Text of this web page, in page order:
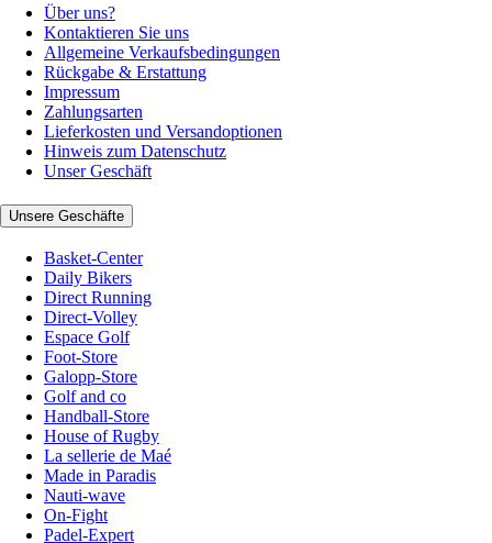
Über uns?
Kontaktieren Sie uns
Allgemeine Verkaufsbedingungen
Rückgabe & Erstattung
Impressum
Zahlungsarten
Lieferkosten und Versandoptionen
Hinweis zum Datenschutz
Unser Geschäft
Unsere Geschäfte
Basket-Center
Daily Bikers
Direct Running
Direct-Volley
Espace Golf
Foot-Store
Galopp-Store
Golf and co
Handball-Store
House of Rugby
La sellerie de Maé
Made in Paradis
Nauti-wave
On-Fight
Padel-Expert